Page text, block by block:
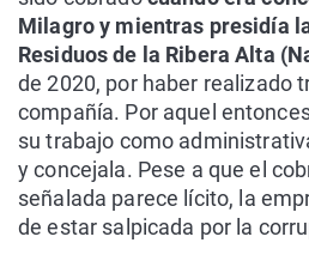
Milagro y mientras presidía
Residuos de la Ribera Alta
de 2020, por haber realizado
compañía. Por aquel
su trabajo como
y concejala. Pese a que el
señalada parece lícito, la
de estar salpicada por la